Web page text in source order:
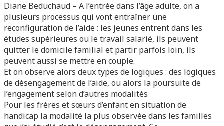
Diane Beduchaud – A l’entrée dans l’âge adulte, on a
plusieurs processus qui vont entraîner une
reconfiguration de l’aide : les jeunes entrent dans les
études supérieures ou le travail salarié, ils peuvent
quitter le domicile familial et partir parfois loin, ils
peuvent aussi se mettre en couple.
Et on observe alors deux types de logiques : des logiques
de désengagement de l’aide, ou alors la poursuite de
l’engagement selon d’autres modalités
Pour les frères et sœurs d’enfant en situation de
handicap la modalité la plus observée dans les familles